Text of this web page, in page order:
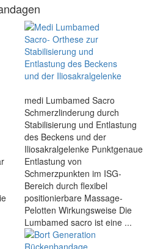
medi Lumbamed Sacro
Schmerzlinderung durch
Stabilisierung und Entlastung
des Beckens und der
Iliosakralgelenke Punktgenaue
Entlastung von
Schmerzpunkten im ISG-
Bereich durch flexibel
positionierbare Massage-
Pelotten Wirkungsweise Die
Lumbamed sacro ist eine ...